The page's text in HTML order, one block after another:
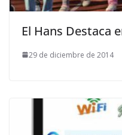
El Hans Destaca
29 de diciembre de 2014